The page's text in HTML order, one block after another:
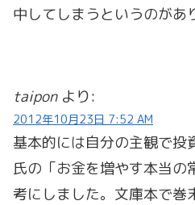
中してしまうというのがあ
taipon より:
2012年10月23日 7:52 AM
基本的には自分の主観で投
氏の「お金を増やす本当の
考にしました。文庫本で巻